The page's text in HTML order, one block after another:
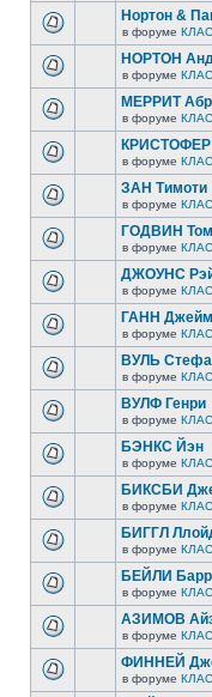
Нортон &
в форуме
НОРТОН
в форуме
МЕРРИТ
в форуме
в форуме
ЗАН Тимоти
в форуме
ГОДВИН Том
в форуме
ДЖОУНС
в форуме
ГАНН
в форуме
ВУЛЬ
в форуме
ВУЛФ Генри
в форуме
БЭНКС Йэн
в форуме
БИКСБИ
в форуме
БИГГЛ
в форуме
БЕЙЛИ
в форуме
АЗИМОВ
в форуме
ФИННЕЙ
в форуме